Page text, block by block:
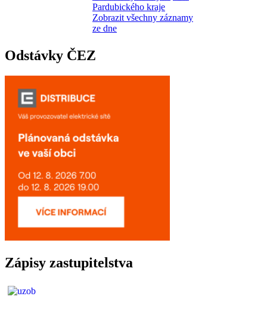
Pardubického kraje
Zobrazit všechny záznamy
ze dne
Odstávky ČEZ
Zápisy zastupitelstva